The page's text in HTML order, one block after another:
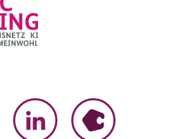
LINKEDINHUMHUB